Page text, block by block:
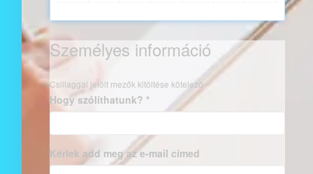
Személyes információ
Csillaggal jelölt mezők kitöltése kötelező
Hogy szólíthatunk? *
Kérlek add meg az e-mail címed